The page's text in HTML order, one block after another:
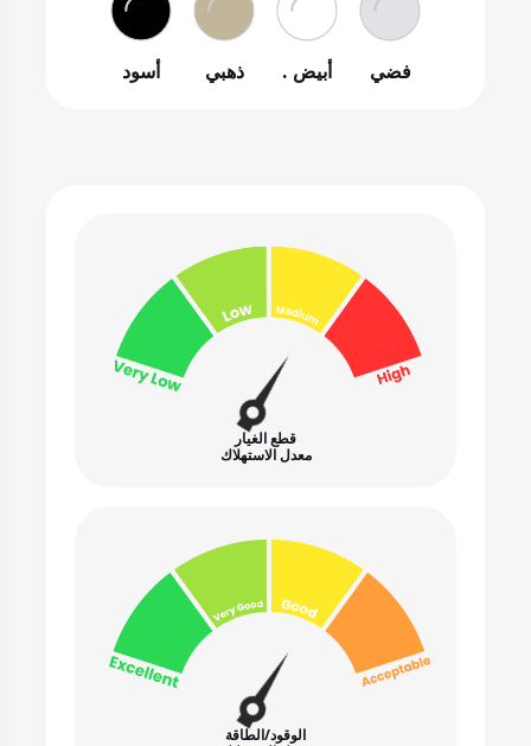
فضي أبيض . ذهبي أسود
قطع الغيار
معدل الاستهلاك
الوقود/الطاقة